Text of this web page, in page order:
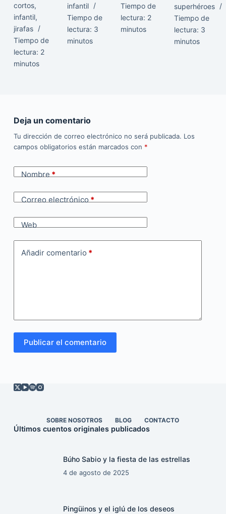
cortos,
infantil,
jirafas
Tiempo de
lectura: 2
minutos
infantil
Tiempo de
lectura: 3
minutos
Tiempo de
lectura: 2
minutos
superhéroes
Tiempo de
lectura: 3
minutos
Deja un comentario
Tu dirección de correo electrónico no será publicada. Los
campos obligatorios están marcados con *
Nombre*
Correo electrónico*
Web
Añadir comentario *
Publicar el comentario
SOBRE NOSOTROS BLOG CONTACTO
Últimos cuentos originales publicados
Búho Sabio y la fiesta de las estrellas
4 de agosto de 2025
Pingüinos y el iglú de los deseos